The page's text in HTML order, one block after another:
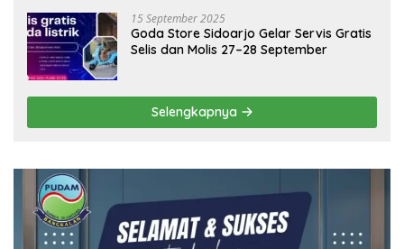
15 September 2025
Goda Store Sidoarjo Gelar Servis Gratis
Selis dan Molis 27–28 September
Selengkapnya